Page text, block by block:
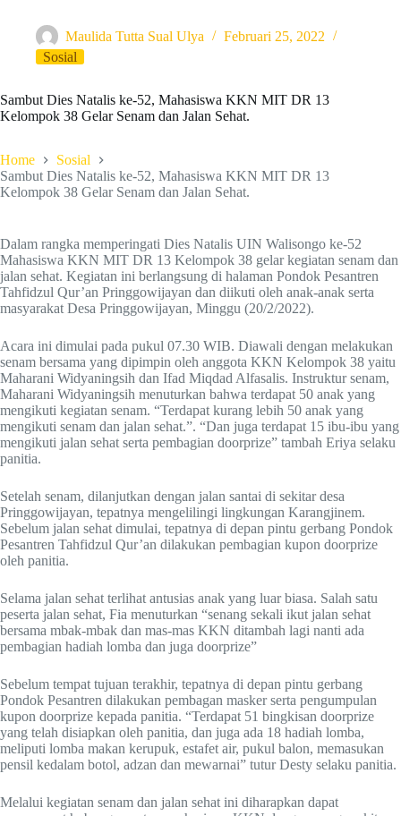
Maulida Tutta Sual Ulya
Februari 25, 2022
Sosial
Sambut Dies Natalis ke-52, Mahasiswa KKN MIT DR 13
Kelompok 38 Gelar Senam dan Jalan Sehat.
Home
Sosial
Sambut Dies Natalis ke-52, Mahasiswa KKN MIT DR 13
Kelompok 38 Gelar Senam dan Jalan Sehat.
Dalam rangka memperingati Dies Natalis UIN Walisongo ke-52
Mahasiswa KKN MIT DR 13 Kelompok 38 gelar kegiatan senam dan
jalan sehat. Kegiatan ini berlangsung di halaman Pondok Pesantren
Tahfidzul Qur’an Pringgowijayan dan diikuti oleh anak-anak serta
masyarakat Desa Pringgowijayan, Minggu (20/2/2022).
Acara ini dimulai pada pukul 07.30 WIB. Diawali dengan melakukan
senam bersama yang dipimpin oleh anggota KKN Kelompok 38 yaitu
Maharani Widyaningsih dan Ifad Miqdad Alfasalis. Instruktur senam,
Maharani Widyaningsih menuturkan bahwa terdapat 50 anak yang
mengikuti kegiatan senam. “Terdapat kurang lebih 50 anak yang
mengikuti senam dan jalan sehat.”. “Dan juga terdapat 15 ibu-ibu yang
mengikuti jalan sehat serta pembagian doorprize” tambah Eriya selaku
panitia.
Setelah senam, dilanjutkan dengan jalan santai di sekitar desa
Pringgowijayan, tepatnya mengelilingi lingkungan Karangjinem.
Sebelum jalan sehat dimulai, tepatnya di depan pintu gerbang Pondok
Pesantren Tahfidzul Qur’an dilakukan pembagian kupon doorprize
oleh panitia.
Selama jalan sehat terlihat antusias anak yang luar biasa. Salah satu
peserta jalan sehat, Fia menuturkan “senang sekali ikut jalan sehat
bersama mbak-mbak dan mas-mas KKN ditambah lagi nanti ada
pembagian hadiah lomba dan juga doorprize”
Sebelum tempat tujuan terakhir, tepatnya di depan pintu gerbang
Pondok Pesantren dilakukan pembagan masker serta pengumpulan
kupon doorprize kepada panitia. “Terdapat 51 bingkisan doorprize
yang telah disiapkan oleh panitia, dan juga ada 18 hadiah lomba,
meliputi lomba makan kerupuk, estafet air, pukul balon, memasukan
pensil kedalam botol, adzan dan mewarnai” tutur Desty selaku panitia.
Melalui kegiatan senam dan jalan sehat ini diharapkan dapat